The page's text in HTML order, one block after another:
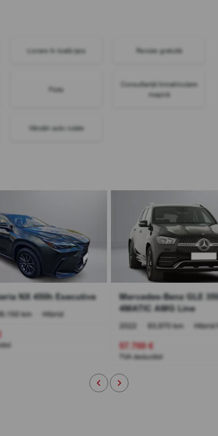
Livrare în toată țara Revizie gratuită
Flote
Consultanță înmatriculare
mașină
Vânzări auto rulate
NX 450h Executive
km Hibrid
Mercedes-Benz GLE
4MATIC AMG Line
2022 93.970 km Hibrid
57.700 €
TVA deductibil